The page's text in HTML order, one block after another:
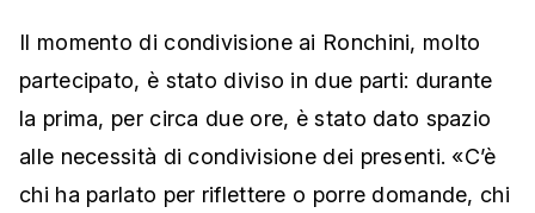
Il momento di condivisione ai Ronchini, molto
partecipato, è stato diviso in due parti: durante
la prima, per circa due ore, è stato dato spazio
alle necessità di condivisione dei presenti. «C’è
chi ha parlato per riflettere o porre domande, chi